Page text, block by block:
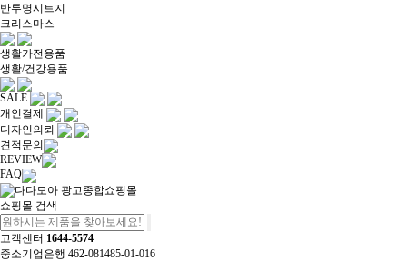
반투명시트지
크리스마스
생활가전용품
생활/건강용품
SALE
개인결제
디자인의뢰
견적문의
REVIEW
FAQ
쇼핑몰 검색
고객센터 1644-5574
중소기업은행 462-081485-01-016